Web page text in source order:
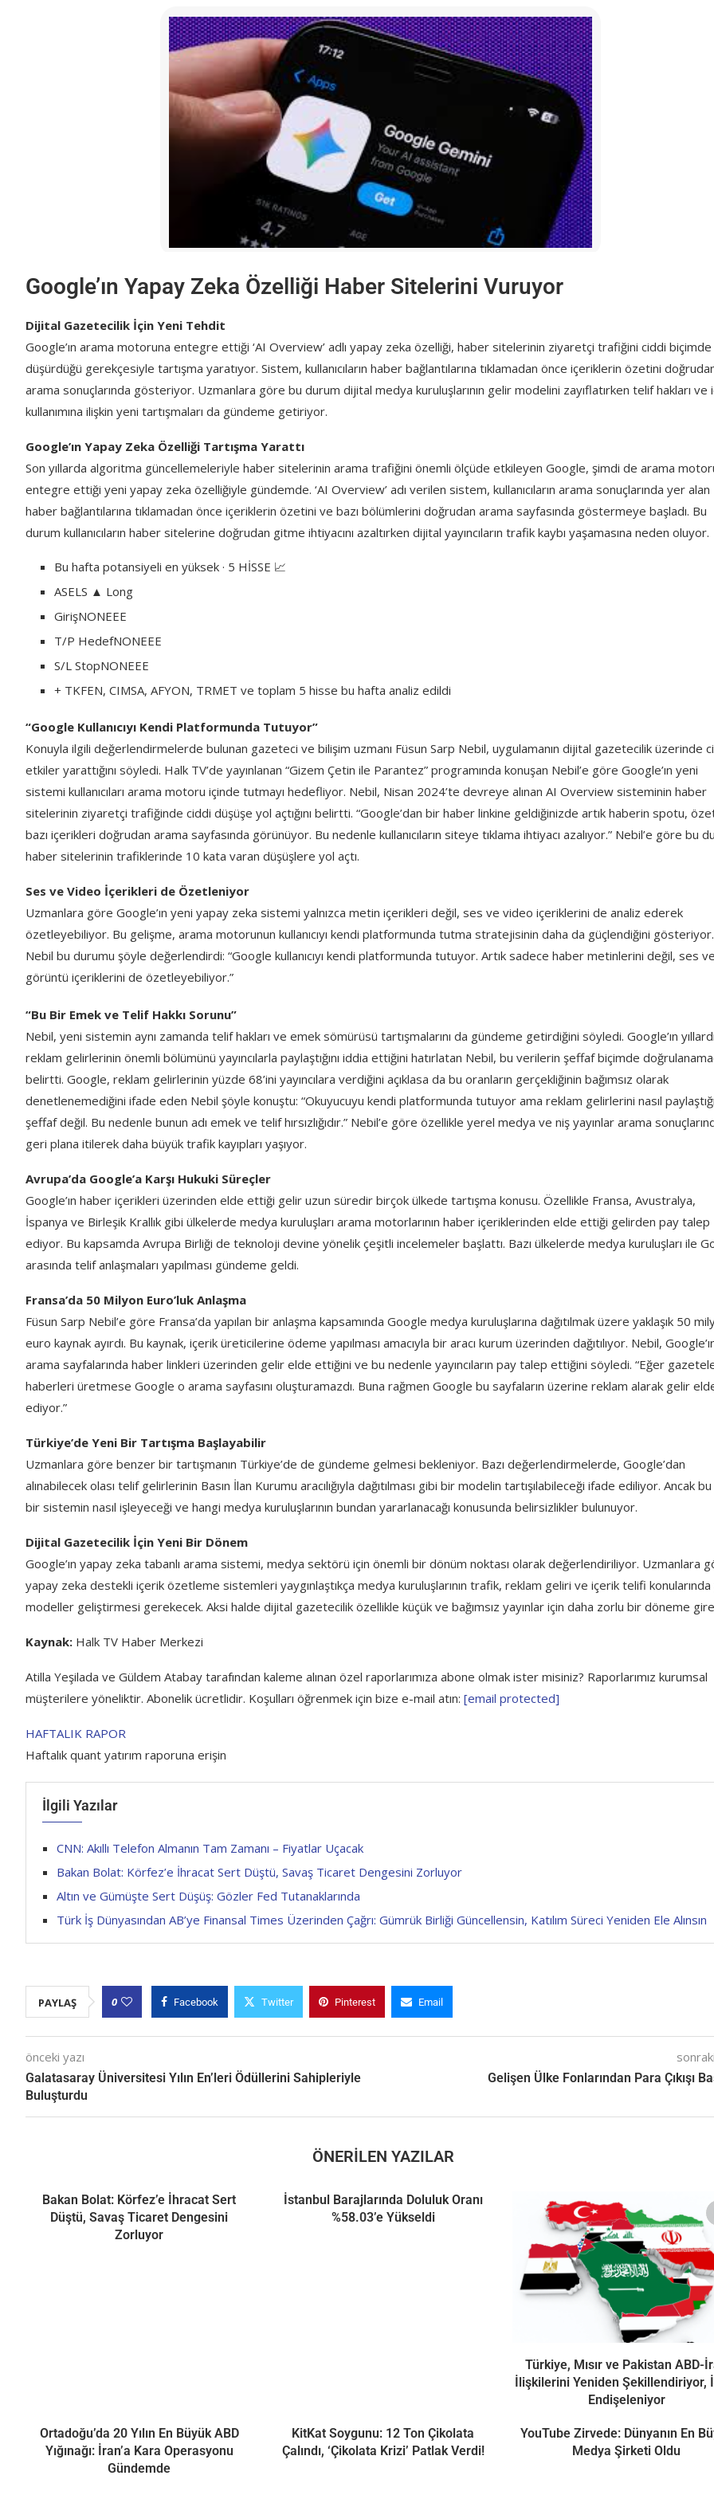
Google’ın Yapay Zeka Özelliği Haber Sitelerini Vuruyor
Dijital Gazetecilik İçin Yeni Tehdit
Google’ın arama motoruna entegre ettiği ‘AI Overview’ adlı yapay zeka özelliği, haber sitelerinin ziyaretçi trafiğini ciddi biçimde
düşürdüğü gerekçesiyle tartışma yaratıyor. Sistem, kullanıcıların haber bağlantılarına tıklamadan önce içeriklerin özetini
arama sonuçlarında gösteriyor. Uzmanlara göre bu durum dijital medya kuruluşlarının gelir modelini zayıflatırken telif hakları ve
kullanımına ilişkin yeni tartışmaları da gündeme getiriyor.
Google’ın Yapay Zeka Özelliği Tartışma Yarattı
Son yıllarda algoritma güncellemeleriyle haber sitelerinin arama trafiğini önemli ölçüde etkileyen Google, şimdi de arama
entegre ettiği yeni yapay zeka özelliğiyle gündemde. ‘AI Overview’ adı verilen sistem, kullanıcıların arama sonuçlarında yer alan
haber bağlantılarına tıklamadan önce içeriklerin özetini ve bazı bölümlerini doğrudan arama sayfasında göstermeye başladı. Bu
durum kullanıcıların haber sitelerine doğrudan gitme ihtiyacını azaltırken dijital yayıncıların trafik kaybı yaşamasına neden oluyor.
Bu hafta potansiyeli en yüksek · 5 HİSSE 📈
ASELS ▲ Long
GirişNONEEE
T/P HedefNONEEE
S/L StopNONEEE
+ TKFEN, CIMSA, AFYON, TRMET ve toplam 5 hisse bu hafta analiz edildi
“Google Kullanıcıyı Kendi Platformunda Tutuyor”
Konuyla ilgili değerlendirmelerde bulunan gazeteci ve bilişim uzmanı Füsun Sarp Nebil, uygulamanın dijital gazetecilik üzerinde
etkiler yarattığını söyledi. Halk TV’de yayınlanan “Gizem Çetin ile Parantez” programında konuşan Nebil’e göre Google’ın yeni
sistemi kullanıcıları arama motoru içinde tutmayı hedefliyor. Nebil, Nisan 2024’te devreye alınan AI Overview sisteminin haber
sitelerinin ziyaretçi trafiğinde ciddi düşüşe yol açtığını belirtti. “Google’dan bir haber linkine geldiğinizde artık haberin spotu,
bazı içerikleri doğrudan arama sayfasında görünüyor. Bu nedenle kullanıcıların siteye tıklama ihtiyacı azalıyor.” Nebil’e göre bu
haber sitelerinin trafiklerinde 10 kata varan düşüşlere yol açtı.
Ses ve Video İçerikleri de Özetleniyor
Uzmanlara göre Google’ın yeni yapay zeka sistemi yalnızca metin içerikleri değil, ses ve video içeriklerini de analiz ederek
özetleyebiliyor. Bu gelişme, arama motorunun kullanıcıyı kendi platformunda tutma stratejisinin daha da güçlendiğini gösteriyor.
Nebil bu durumu şöyle değerlendirdi: “Google kullanıcıyı kendi platformunda tutuyor. Artık sadece haber metinlerini değil, ses ve
görüntü içeriklerini de özetleyebiliyor.”
“Bu Bir Emek ve Telif Hakkı Sorunu”
Nebil, yeni sistemin aynı zamanda telif hakları ve emek sömürüsü tartışmalarını da gündeme getirdiğini söyledi. Google’ın
reklam gelirlerinin önemli bölümünü yayıncılarla paylaştığını iddia ettiğini hatırlatan Nebil, bu verilerin şeffaf biçimde
belirtti. Google, reklam gelirlerinin yüzde 68’ini yayıncılara verdiğini açıklasa da bu oranların gerçekliğinin bağımsız olarak
denetlenemediğini ifade eden Nebil şöyle konuştu: “Okuyucuyu kendi platformunda tutuyor ama reklam gelirlerini nasıl paylaştığı
şeffaf değil. Bu nedenle bunun adı emek ve telif hırsızlığıdır.” Nebil’e göre özellikle yerel medya ve niş yayınlar arama
geri plana itilerek daha büyük trafik kayıpları yaşıyor.
Avrupa’da Google’a Karşı Hukuki Süreçler
Google’ın haber içerikleri üzerinden elde ettiği gelir uzun süredir birçok ülkede tartışma konusu. Özellikle Fransa, Avustralya,
İspanya ve Birleşik Krallık gibi ülkelerde medya kuruluşları arama motorlarının haber içeriklerinden elde ettiği gelirden pay talep
ediyor. Bu kapsamda Avrupa Birliği de teknoloji devine yönelik çeşitli incelemeler başlattı. Bazı ülkelerde medya kuruluşları ile
arasında telif anlaşmaları yapılması gündeme geldi.
Fransa’da 50 Milyon Euro’luk Anlaşma
Füsun Sarp Nebil’e göre Fransa’da yapılan bir anlaşma kapsamında Google medya kuruluşlarına dağıtılmak üzere yaklaşık 50
euro kaynak ayırdı. Bu kaynak, içerik üreticilerine ödeme yapılması amacıyla bir aracı kurum üzerinden dağıtılıyor. Nebil,
arama sayfalarında haber linkleri üzerinden gelir elde ettiğini ve bu nedenle yayıncıların pay talep ettiğini söyledi. “Eğer
haberleri üretmese Google o arama sayfasını oluşturamazdı. Buna rağmen Google bu sayfaların üzerine reklam alarak gelir
ediyor.”
Türkiye’de Yeni Bir Tartışma Başlayabilir
Uzmanlara göre benzer bir tartışmanın Türkiye’de de gündeme gelmesi bekleniyor. Bazı değerlendirmelerde, Google’dan
alınabilecek olası telif gelirlerinin Basın İlan Kurumu aracılığıyla dağıtılması gibi bir modelin tartışılabileceği ifade ediliyor. Ancak
bir sistemin nasıl işleyeceği ve hangi medya kuruluşlarının bundan yararlanacağı konusunda belirsizlikler bulunuyor.
Dijital Gazetecilik İçin Yeni Bir Dönem
Google’ın yapay zeka tabanlı arama sistemi, medya sektörü için önemli bir dönüm noktası olarak değerlendiriliyor. Uzmanlara
yapay zeka destekli içerik özetleme sistemleri yaygınlaştıkça medya kuruluşlarının trafik, reklam geliri ve içerik telifi konularında
modeller geliştirmesi gerekecek. Aksi halde dijital gazetecilik özellikle küçük ve bağımsız yayınlar için daha zorlu bir döneme
Kaynak: Halk TV Haber Merkezi
Atilla Yeşilada ve Güldem Atabay tarafından kaleme alınan özel raporlarımıza abone olmak ister misiniz? Raporlarımız kurumsal
müşterilere yöneliktir. Abonelik ücretlidir. Koşulları öğrenmek için bize e-mail atın: [email protected]
HAFTALIK RAPOR
Haftalık quant yatırım raporuna erişin
İlgili Yazılar
CNN: Akıllı Telefon Almanın Tam Zamanı – Fiyatlar Uçacak
Bakan Bolat: Körfez’e İhracat Sert Düştü, Savaş Ticaret Dengesini Zorluyor
Altın ve Gümüşte Sert Düşüş: Gözler Fed Tutanaklarında
Türk İş Dünyasından AB’ye Finansal Times Üzerinden Çağrı: Gümrük Birliği Güncellensin, Katılım Süreci Yeniden Ele Alınsın
PAYLAŞ 0 Facebook Twitter Pinterest Email
önceki yazı
Galatasaray Üniversitesi Yılın En’leri Ödüllerini Sahipleriyle
Buluşturdu
Gelişen Ülke Fonlarından Para Çıkışı
ÖNERILEN YAZILAR
Bakan Bolat: Körfez’e İhracat Sert
Düştü, Savaş Ticaret Dengesini
Zorluyor
İstanbul Barajlarında Doluluk Oranı
%58.03’e Yükseldi
Türkiye, Mısır ve Pakistan ABD-
İlişkilerini Yeniden Şekillendiriyor,
Endişeleniyor
Ortadoğu’da 20 Yılın En Büyük ABD
Yığınağı: İran’a Kara Operasyonu
Gündemde
KitKat Soygunu: 12 Ton Çikolata
Çalındı, ‘Çikolata Krizi’ Patlak Verdi!
YouTube Zirvede: Dünyanın En
Medya Şirketi Oldu